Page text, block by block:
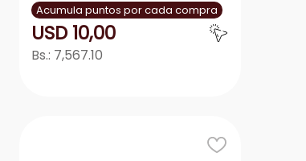
Acumula puntos por cada compra
USD 10,00
Bs.: 7,567.10